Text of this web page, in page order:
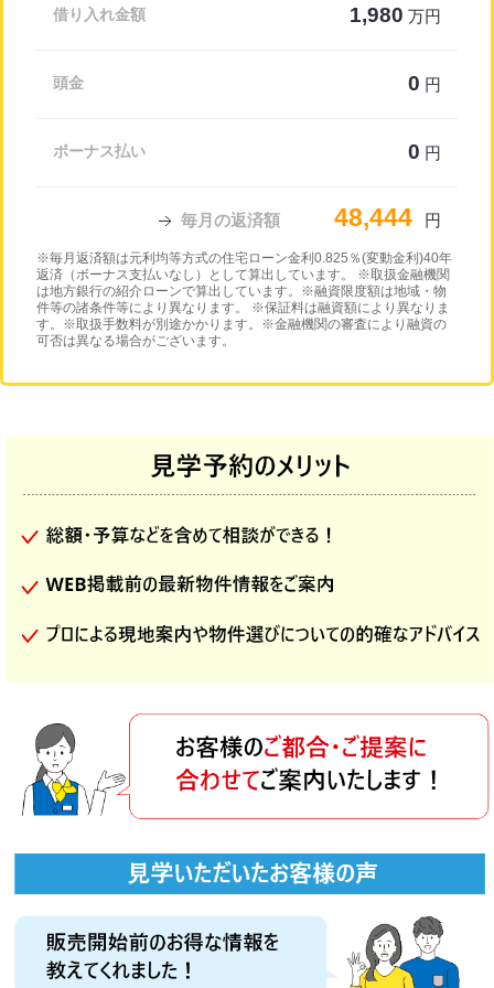
借り入れ金額 1,980 万円
頭金 0 円
ボーナス払い 0 円
毎月の返済額 48,444 円
※毎月返済額は元利均等方式の住宅ローン金利0.825％(変動金利)40年
返済（ボーナス支払いなし）として算出しています。 ※取扱金融機関
は地方銀行の紹介ローンで算出しています。※融資限度額は地域・物
件等の諸条件等により異なります。 ※保証料は融資額により異なりま
す。※取扱手数料が別途かかります。※金融機関の審査により融資の
可否は異なる場合がございます。